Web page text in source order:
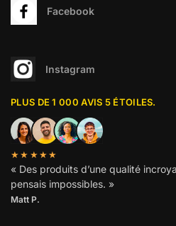
Facebook
Instagram
PLUS DE 1 000 AVIS 5 ÉTOILES.
★★★★★
« Des produits d’une qualité
pensais impossibles. »
Matt P.